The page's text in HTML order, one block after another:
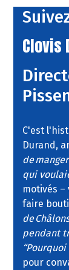
Clovis
C'est
Durand,
de
qui
motivés –
faire
de
pendant
“Pourquoi
pour